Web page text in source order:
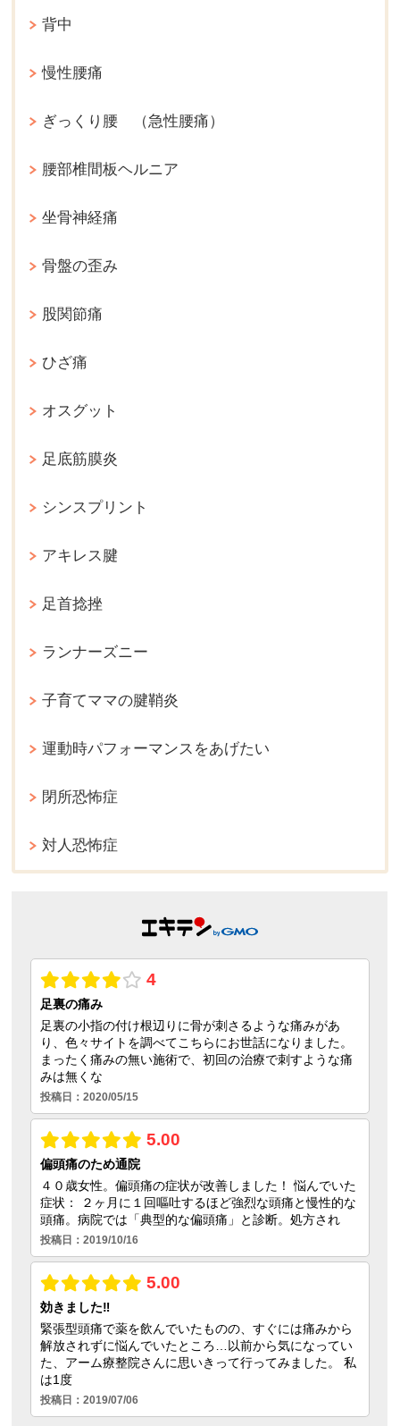
背中
慢性腰痛
ぎっくり腰 （急性腰痛）
腰部椎間板ヘルニア
坐骨神経痛
骨盤の歪み
股関節痛
ひざ痛
オスグット
足底筋膜炎
シンスプリント
アキレス腱
足首捻挫
ランナーズニー
子育てママの腱鞘炎
運動時パフォーマンスをあげたい
閉所恐怖症
対人恐怖症